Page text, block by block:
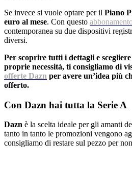
Se invece si vuole optare per il Piano
euro al mese. Con questo
contemporanea su due dispositivi
diversi.
Per scoprire tutti i dettagli e
proprie necessità, ti consigliamo di
offerte Dazn per avere un’idea più
offerto.
Con Dazn hai tutta la Serie A
Dazn è la scelta ideale per gli amanti
tanto in tanto le promozioni vengono
consigliamo di restare sul pezzo per